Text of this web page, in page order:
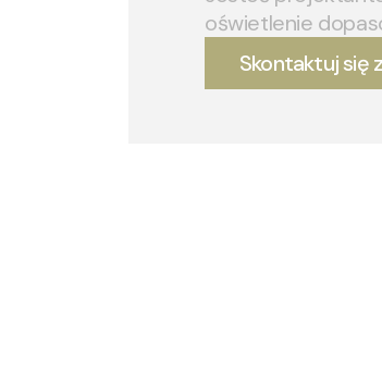
oświetlenie
Skontaktuj się